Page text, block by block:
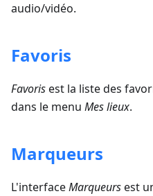
audio/vidéo.
Favoris
Favorisest la liste des
dans le menu Mes lieux.
Marqueurs
L'interfaceMarqueursest